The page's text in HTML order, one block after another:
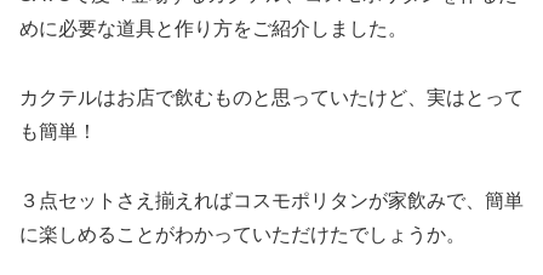
めに必要な道具と作り方をご紹介しました。
カクテルはお店で飲むものと思っていたけど、実はとって
も簡単！
３点セットさえ揃えればコスモポリタンが家飲みで、簡単
に楽しめることがわかっていただけたでしょうか。